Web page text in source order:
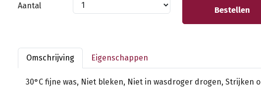
Aantal Bestellen
Omschrijving Eigenschappen
30°C fijne was, Niet bleken, Niet in wasdroger drogen, Strijken